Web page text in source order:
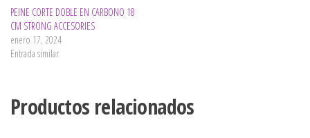
PEINE CORTE DOBLE EN CARBONO 18
CM STRONG ACCESORIES
enero 17, 2024
Entrada similar
Productos relacionados